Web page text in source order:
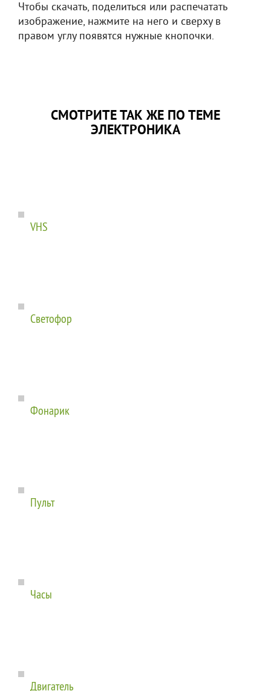
Чтобы скачать, поделиться или распечатать
изображение, нажмите на него и сверху в
правом углу появятся нужные кнопочки.
СМОТРИТЕ ТАК ЖЕ ПО ТЕМЕ
ЭЛЕКТРОНИКА
VHS
Светофор
Фонарик
Пульт
Часы
Двигатель